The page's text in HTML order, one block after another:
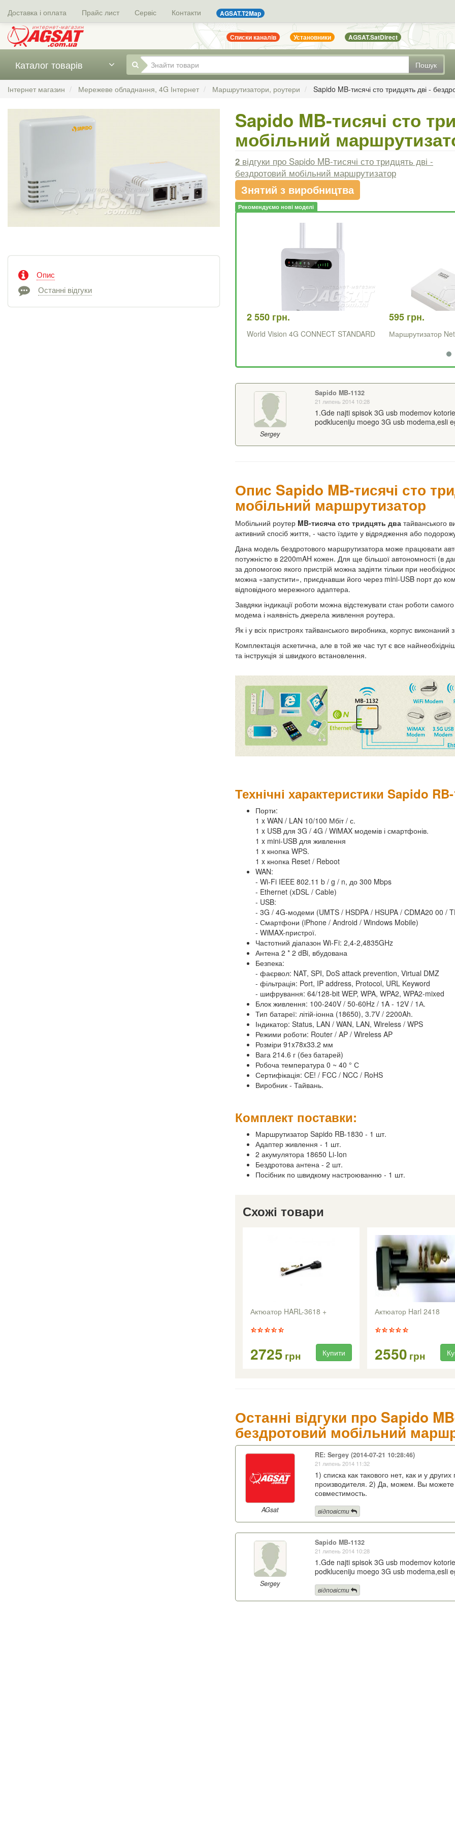
Доставка і оплата Прайс лист Сервіс Контакти AGSAT.T2Map
Списки каналів Установники AGSAT.SatDirect
Пошук
Каталог товарів
Інтернет магазин Мережеве обладнання, 4G Інтернет Маршрутизатори, роутери Sapido MB-тисячі сто тридцять дві -
Опис
Останні відгуки
Sapido MB-тисячі сто
мобільний
2 відгуки про Sapido MB-тисячі сто тридцять дві -
бездротовий мобільний маршрутизатор
Знятий з виробництва
Рекомендуємо нові моделі
2 550 грн.
World Vision 4G CONNECT STANDARD
595 грн.
Маршрутизатор
Sergey
Sapido MB-1132
21 липень 2014 10:28
1.Gde najti spisok 3G usb modemov
podkluceniju moego 3G usb modema,esli
Опис Sapido MB-тисячі сто
мобільний маршрутизатор
Мобільний роутер MB-тисяча сто тридцять два тайванського
активний спосіб життя, - часто їздите у відрядження або
Дана модель бездротового маршрутизатора може працювати
потужністю в 2200mAH кожен. Для ще більшої автономності (в
за допомогою якого пристрій можна задіяти тільки при
можна «запустити», приєднавши його через mini-USB порт до
відповідного мережного адаптера.
Завдяки індикації роботи можна відстежувати стан роботи
модема і наявність джерела живлення роутера.
Як і у всіх пристроях тайванського виробника, корпус виконаний
Комплектація аскетична, але в той же час тут є все
та інструкція зі швидкого встановлення.
Технічні характеристики Sapido
Порти:
1 x WAN / LAN 10/100 Мбіт / с.
1 x USB для 3G / 4G / WiMAX модемів і смартфонів.
1 x mini-USB для живлення
1 x кнопка WPS.
1 x кнопка Reset / Reboot
WAN:
- Wi-Fi IEEE 802.11 b / g / n, до 300 Mbps
- Ethernet (xDSL / Cable)
- USB:
- 3G / 4G-модеми (UMTS / HSDPA / HSUPA / CDMA20 00 /
- Смартфони (iPhone / Android / Windows Mobile)
- WiMAX-пристрої.
Частотний діапазон Wi-Fi: 2,4-2,4835GHz
Антена 2 * 2 dBi, вбудована
Безпека:
- фаєрвол: NAT, SPI, DoS attack prevention, Virtual DMZ
- фільтрація: Port, IP address, Protocol, URL Keyword
- шифрування: 64/128-bit WEP, WPA, WPA2, WPA2-mixed
Блок живлення: 100-240V / 50-60Hz / 1A - 12V / 1А.
Тип батареї: літій-іонна (18650), 3.7V / 2200Ah.
Індикатор: Status, LAN / WAN, LAN, Wireless / WPS
Режими роботи: Router / AP / Wireless AP
Розміри 91x78x33.2 мм
Вага 214.6 г (без батарей)
Робоча температура 0 ~ 40 ° С
Сертифікація: CE! / FCC / NCC / RoHS
Виробник - Тайвань.
Комплект поставки:
Маршрутизатор Sapido RB-1830 - 1 шт.
Адаптер живлення - 1 шт.
2 акумулятора 18650 Li-Ion
Бездротова антена - 2 шт.
Посібник по швидкому настроюванню - 1 шт.
Схожі товари
Актюатор HARL-3618 +
2725 грн Купити
Актюатор Harl 2418
2550 грн
Останні відгуки про Sapido
бездротовий мобільний
AGsat
RE: Sergey (2014-07-21 10:28:46)
21 липень 2014 11:32
1) списка как такового нет, как и у
производителя. 2) Да, можем. Вы
совместимость.
відповісти
Sergey
Sapido MB-1132
21 липень 2014 10:28
1.Gde najti spisok 3G usb modemov
podkluceniju moego 3G usb modema,esli
відповісти